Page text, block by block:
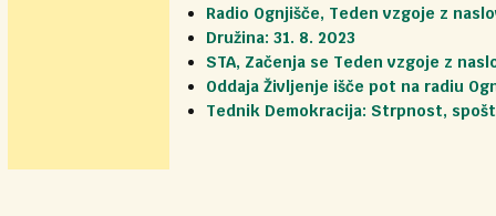
Radio Ognjišče, Teden vzgoje z
Družina: 31. 8. 2023
STA, Začenja se Teden vzgoje z
Oddaja Življenje išče pot na radiu
Tednik Demokracija: Strpnost,